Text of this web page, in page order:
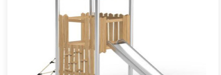
pour aire de jeux extérieur de la gamme Robinox. Associant sur
s..
Offre partenaire